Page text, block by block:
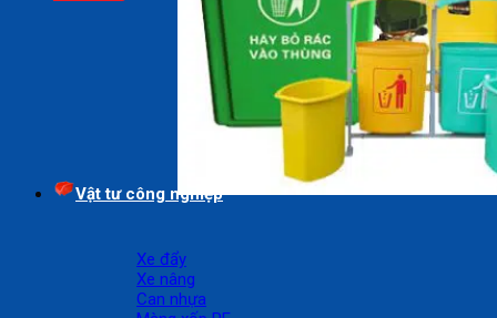
Vật tư công nghiệp
Xe đẩy
Xe nâng
Can nhựa